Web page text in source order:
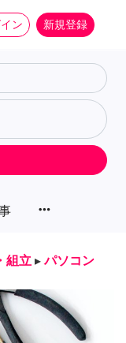
ン 新規登録
more_horiz
組立 ▸ パソコン